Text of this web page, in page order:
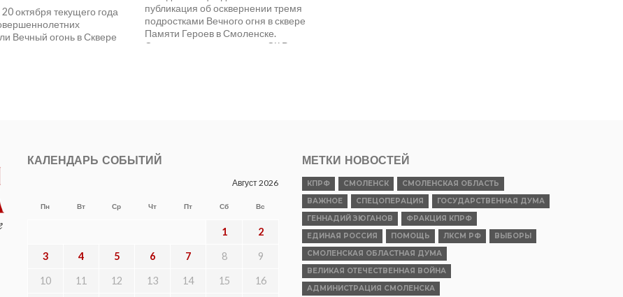
октября текущего года
Вечный огонь в Сквере
публикация об осквернении тремя
подростками Вечного огня в сквере
Памяти Героев в Смоленске.
Следственными органами СК России
КАЛЕНДАРЬ СОБЫТИЙ
Август 2026
Пн Вт Ср Чт Пт Сб Вс
1 2
3 4 5 6 7 8 9
10 11 12 13 14 15 16
МЕТКИ НОВОСТЕЙ
КПРФ СМОЛЕНСК
СМОЛЕНСКАЯ ОБЛАСТЬ
ВАЖНОЕ
СПЕЦОПЕРАЦИЯ
ГОСУДАРСТВЕННАЯ ДУМА
ГЕННАДИЙ ЗЮГАНОВ
ФРАКЦИЯ КПРФ
ЕДИНАЯ РОССИЯ
ПОМОЩЬ ЛКСМ РФ
ВЫБОРЫ
СМОЛЕНСКАЯ ОБЛАСТНАЯ ДУМА
ВЕЛИКАЯ ОТЕЧЕСТВЕННАЯ ВОЙНА
АДМИНИСТРАЦИЯ СМОЛЕНСКА